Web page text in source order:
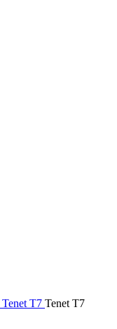
Tenet T7 Tenet T7